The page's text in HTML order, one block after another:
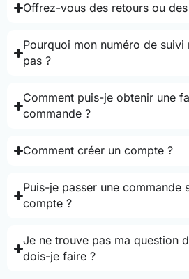
Offrez-vous des retours ou
Pourquoi mon numéro de
pas ?
Comment puis-je obtenir une
commande ?
Comment créer un compte ?
Puis-je passer une commande
compte ?
Je ne trouve pas ma question
dois-je faire ?